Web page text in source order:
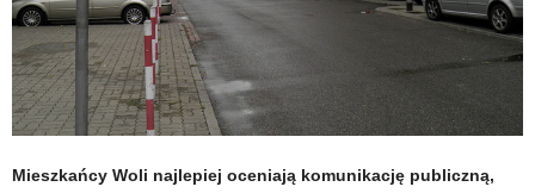
Mieszkańcy Woli najlepiej oceniają komunikację publiczną,